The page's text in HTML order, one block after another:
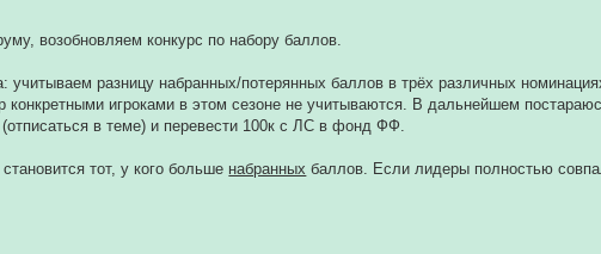
возобновляем конкурс по набору баллов.
учитываем разницу набранных/потерянных баллов в трёх различных
игроками в этом сезоне не учитываются. В дальнейшем
в теме) и перевести 100к с ЛС в фонд ФФ.
тот, у кого больше набранных баллов. Если лидеры полностью